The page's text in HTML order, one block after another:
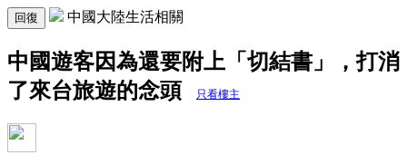
回復 中國大陸生活相關
中國遊客因為還要附上「切結書」，打消
了來台旅遊的念頭
只看樓主